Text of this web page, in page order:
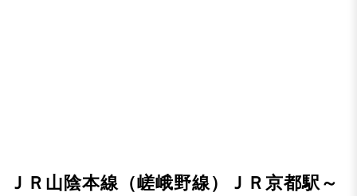
ＪＲ山陰本線（嵯峨野線）ＪＲ京都駅～